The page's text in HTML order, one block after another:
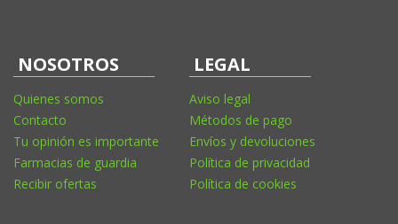
NOSOTROS
Quienes somos
Contacto
Tu opinión es importante
Farmacias de guardia
Recibir ofertas
LEGAL
Aviso legal
Métodos de pago
Envíos y devoluciones
Política de privacidad
Política de cookies